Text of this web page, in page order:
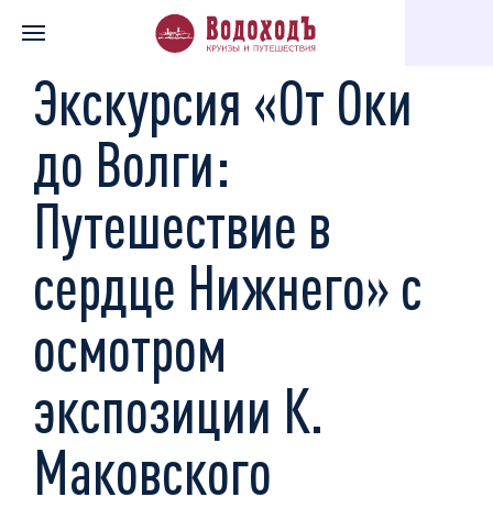
Главная Каталог экскурсий Музеи, галереи, театры
Экскурсия «От Оки
до Волги:
Путешествие в
сердце Нижнего» с
осмотром
экспозиции К.
Маковского